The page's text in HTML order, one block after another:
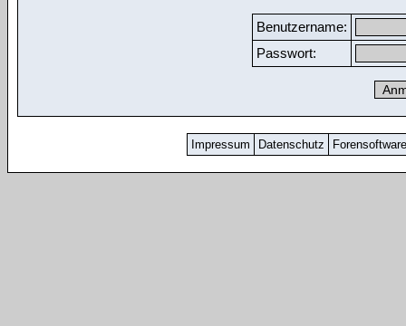
Benutzername:
Passwort:
Impressum Datenschutz